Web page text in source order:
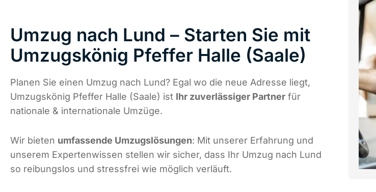
Umzug nach Lund – Starten Sie mit
Umzugskönig Pfeffer Halle (Saale)
Planen Sie einen Umzug nach Lund? Egal wo die neue Adresse liegt,
Umzugskönig Pfeffer Halle (Saale) ist Ihr zuverlässiger Partner für
nationale & internationale Umzüge.
Wir bieten umfassende Umzugslösungen: Mit unserer Erfahrung und
unserem Expertenwissen stellen wir sicher, dass Ihr Umzug nach Lund
so reibungslos und stressfrei wie möglich verläuft.